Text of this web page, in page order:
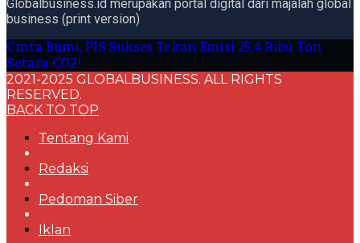
Globalbusiness.id merupakan portal digital dari majalah global
business (print version)
Cinta Bumi, PIS Sukses Tekan Emisi 25,4 Ribu Ton
Setara CO2!
2021-2025 GLOBALBUSINESS. ALL RIGHTS
RESERVED.
BACK TO TOP
Tentang Kami
Redaksi
Pedoman Siber
Iklan